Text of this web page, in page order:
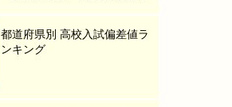
都道府県別 高校入試偏差値ラ
ンキング